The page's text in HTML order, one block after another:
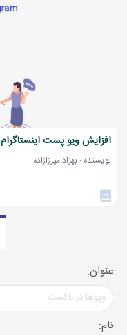
افزایش ویو پست اینستاگرام
نویسنده : بهزاد میرزازاده
عنوان:
نام: